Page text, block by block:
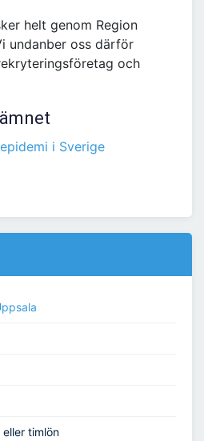
helt genom Region
undanber oss därför
och
i Sverige
timlön